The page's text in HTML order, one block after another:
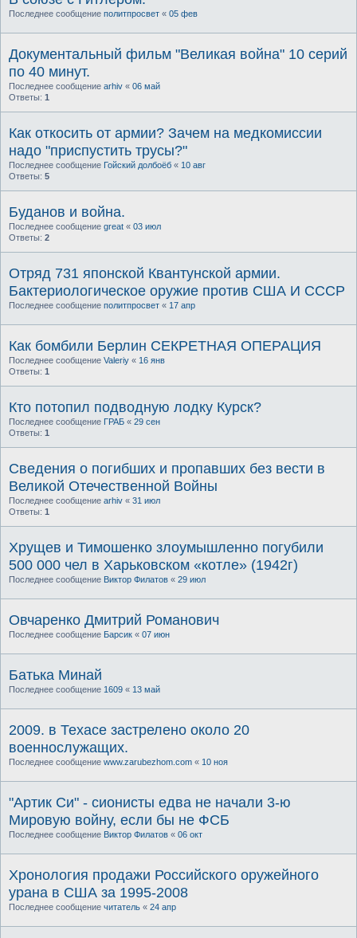
Последнее сообщение политпросвет « 05 фев
Документальный фильм "Великая война" 10 серий
по 40 минут.
Последнее сообщение arhiv « 06 май
Ответы: 1
Как откосить от армии? Зачем на медкомиссии
надо "приспустить трусы?"
Последнее сообщение Гойский долбоёб « 10 авг
Ответы: 5
Буданов и война.
Последнее сообщение great « 03 июл
Ответы: 2
Отряд 731 японской Квантунской армии.
Бактериологическое оружие против США И СССР
Последнее сообщение политпросвет « 17 апр
Как бомбили Берлин СЕКРЕТНАЯ ОПЕРАЦИЯ
Последнее сообщение Valeriy « 16 янв
Ответы: 1
Кто потопил подводную лодку Курск?
Последнее сообщение ГРАБ « 29 сен
Ответы: 1
Сведения о погибших и пропавших без вести в
Великой Отечественной Войны
Последнее сообщение arhiv « 31 июл
Ответы: 1
Хрущев и Тимошенко злоумышленно погубили
500 000 чел в Харьковском «котле» (1942г)
Последнее сообщение Виктор Филатов « 29 июл
Овчаренко Дмитрий Романович
Последнее сообщение Барсик « 07 июн
Батька Минай
Последнее сообщение 1609 « 13 май
2009. в Техасе застрелено около 20
военнослужащих.
Последнее сообщение www.zarubezhom.com « 10 ноя
"Артик Си" - сионисты едва не начали 3-ю
Мировую войну, если бы не ФСБ
Последнее сообщение Виктор Филатов « 06 окт
Хронология продажи Российского оружейного
урана в США за 1995-2008
Последнее сообщение читатель « 24 апр